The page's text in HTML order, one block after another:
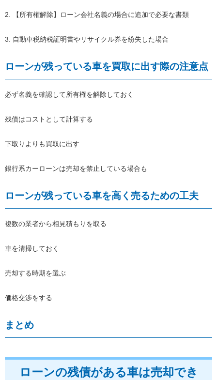
2. 【所有権解除】ローン会社名義の場合に追加で必要な書類
3. 自動車税納税証明書やリサイクル券を紛失した場合
ローンが残っている車を買取に出す際の注意点
必ず名義を確認して所有権を解除しておく
残債はコストとして計算する
下取りよりも買取に出す
銀行系カーローンは売却を禁止している場合も
ローンが残っている車を高く売るための工夫
複数の業者から相見積もりを取る
車を清掃しておく
売却する時期を選ぶ
価格交渉をする
まとめ
ローンの残債がある車は売却でき